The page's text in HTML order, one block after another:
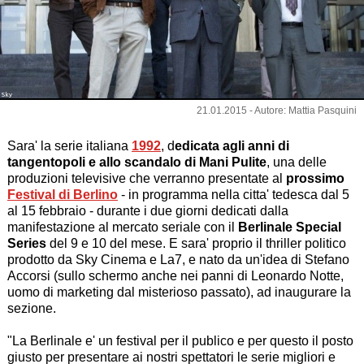
Sky
21.01.2015 - Autore: Mattia Pasquini
Sara' la serie italiana 1992, dedicata agli anni di
tangentopoli e allo scandalo di Mani Pulite, una delle
produzioni televisive che verranno presentate al prossimo
Festival di Berlino- in programma nella citta' tedesca dal 5
al 15 febbraio - durante i due giorni dedicati dalla
manifestazione al mercato seriale con il
Berlinale Special
Seriesdel 9 e 10 del mese. E sara' proprio il thriller politico
prodotto da Sky Cinema e La7, e nato da un'idea di Stefano
Accorsi (sullo schermo anche nei panni di Leonardo Notte,
uomo di marketing dal misterioso passato), ad inaugurare la
sezione.
"La Berlinale e' un festival per il publico e per questo il posto
giusto per presentare ai nostri spettatori le serie migliori e